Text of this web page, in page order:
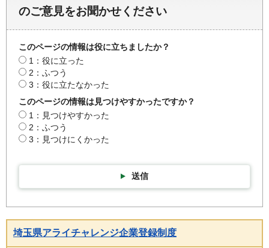
のご意見をお聞かせください
このページの情報は役に立ちましたか？
1：役に立った
2：ふつう
3：役に立たなかった
このページの情報は見つけやすかったですか？
1：見つけやすかった
2：ふつう
3：見つけにくかった
送信
埼玉県アライチャレンジ企業登録制度